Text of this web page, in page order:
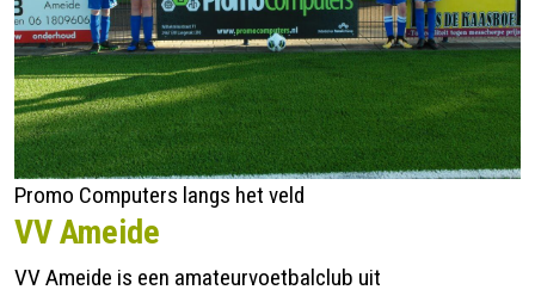
Promo Computers langs het veld
VV Ameide
VV Ameide is een amateurvoetbalclub uit